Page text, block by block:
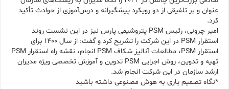
عنوان و بر تلفیقی از دو رویکرد پیشگیرانه و درس‌آموزی از حوادث تأکید
کرد.
امیر چرونی، رئیس PSM پتروشیمی پارس نیز در این نشست روند
استقرار PSM در این شرکت را تشریح کرد و گفت: از سال ۱۴۰۰ برای
استقرار PSM، مطالعات آنالیز شکاف PSM انجام، نقشه راه استقرار PSM
تهیه و تدوین، روش اجرایی PSM تدوین و آموزش تخصصی ویژه مدیران
ارشد سازمان در این شرکت انجام شد.
*نگاه تصمیم یاری به هوش مصنوعی داشته باشید